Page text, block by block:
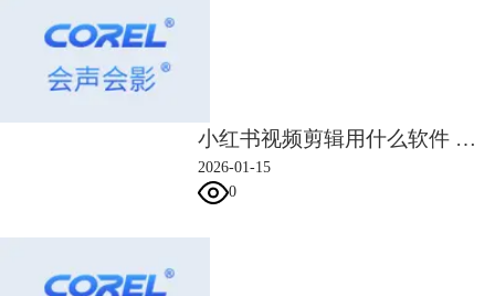
图3：WMV
320X180、640X360、720X480等，有高有低。
小红书视频剪辑用什么软件 小红书视频剪辑比例是多少
2026-01-15
0